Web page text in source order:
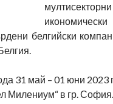
мултисекторни
икономически
белгийски
31 май – 01 юни 2023
Милениум“ в гр. София.